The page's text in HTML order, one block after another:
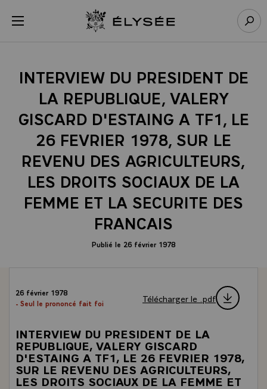
menu Retour à l’accueil Élysée
INTERVIEW DU PRESIDENT DE
LA REPUBLIQUE, VALERY
GISCARD D'ESTAING A TF1, LE
26 FEVRIER 1978, SUR LE
REVENU DES AGRICULTEURS,
LES DROITS SOCIAUX DE LA
FEMME ET LA SECURITE DES
FRANCAIS
Publié le 26 février 1978
26 février 1978
- Seul le prononcé fait foi
Télécharger le .pdf
INTERVIEW DU PRESIDENT DE LA
REPUBLIQUE, VALERY GISCARD
D'ESTAING A TF1, LE 26 FEVRIER 1978,
SUR LE REVENU DES AGRICULTEURS,
LES DROITS SOCIAUX DE LA FEMME ET
Panneau de gestion des cookies